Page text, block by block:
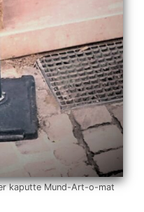
ka­put­te Mund-Art-o-mat